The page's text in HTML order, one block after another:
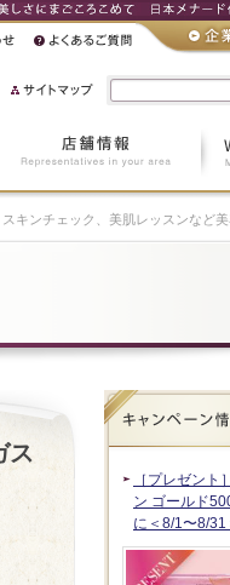
スキンチェック、美肌レッスンなど
ス
［プレゼント
ン ゴールド
に＜8/1〜8/31